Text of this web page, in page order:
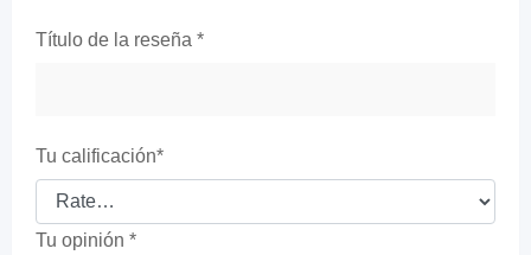
Título de la reseña *
Tu calificación*
Tu opinión *